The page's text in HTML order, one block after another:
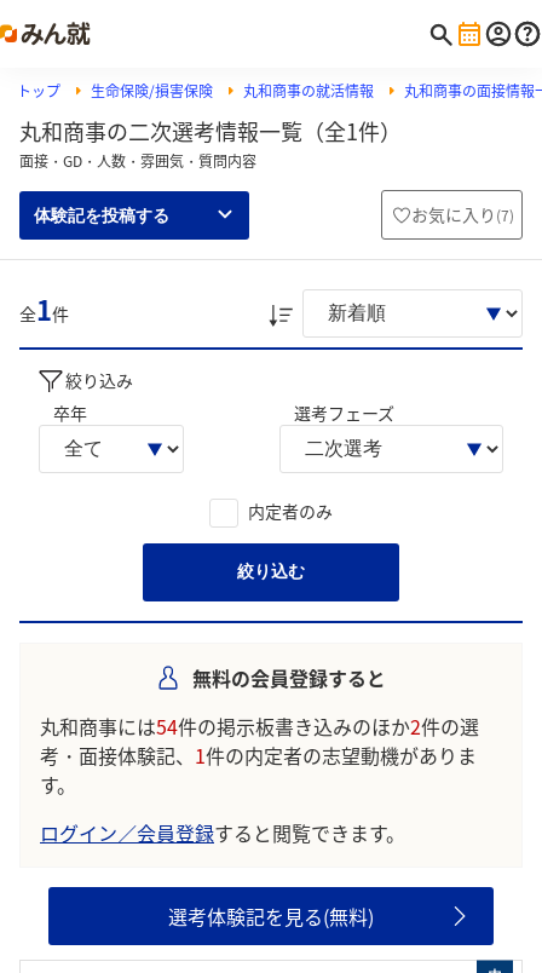
トップ 生命保険/損害保険 丸和商事の就活情報 丸和商事の面接情報
丸和商事の二次選考情報一覧（全1件）
面接・GD・人数・雰囲気・質問内容
体験記を投稿する お気に入り (7)
全1件
絞り込み
卒年
選考フェーズ
内定者のみ
絞り込む
無料の会員登録すると
丸和商事には54件の掲示板書き込みのほか2件の選
考・面接体験記、 1件の内定者の志望動機がありま
す。
ログイン／会員登録すると閲覧できます。
選考体験記を見る(無料)